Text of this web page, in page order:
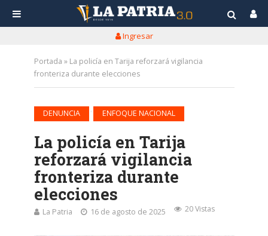
Ingresar
Portada » La policía en Tarija reforzará vigilancia
fronteriza durante elecciones
DENUNCIA ENFOQUE NACIONAL
La policía en Tarija
reforzará vigilancia
fronteriza durante
elecciones
La Patria 16 de agosto de 2025 20 Vistas